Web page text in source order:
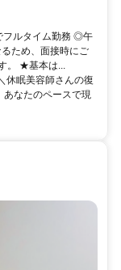
フルタイム勤務 ◎午
ため、面接時にご
。 ★基本は...
美容師さんの復
あなたのペースで現